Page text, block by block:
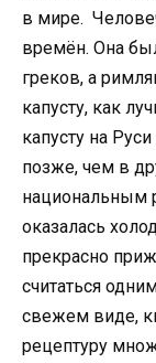
в мире.
времён. Она
греков, а
капусту, как
капусту на
позже, чем в
национальным
оказалась
прекрасно
считаться
свежем виде,
рецептуру